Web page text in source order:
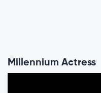
Millennium Actress